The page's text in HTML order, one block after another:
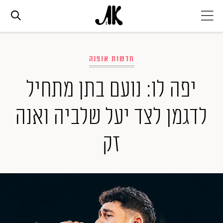
אופנה
ביוטי
סלבס
ערוצים נוספים
המגזין
חדשות אופנה
יפה לו: נועם בתן מתחיל
לדגמן לצד יעל שלביה ואנה
זק